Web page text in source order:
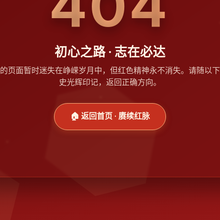
初心之路 · 志在必达
页面暂时迷失在峥嵘岁月中，但红色精神永不消失。请随以
史光辉印记，返回正确方向。
🏠 返回首页 · 赓续红脉